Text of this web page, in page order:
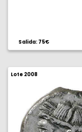
Salida: 75€
Lote 2008